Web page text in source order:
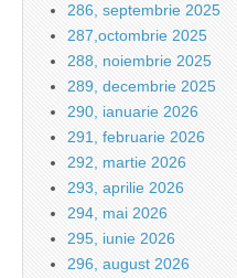
286, septembrie 2025
287,octombrie 2025
288, noiembrie 2025
289, decembrie 2025
290, ianuarie 2026
291, februarie 2026
292, martie 2026
293, aprilie 2026
294, mai 2026
295, iunie 2026
296, august 2026